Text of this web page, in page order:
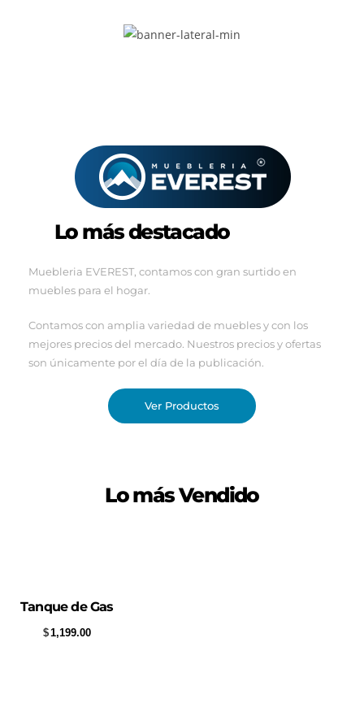
Lo más destacado
Muebleria EVEREST, contamos con gran surtido en
muebles para el hogar.
Contamos con amplia variedad de muebles y con los
mejores precios del mercado. Nuestros precios y ofertas
son únicamente por el día de la publicación.
Ver Productos
Lo más Vendido
Tanque de Gas
$1,199.00